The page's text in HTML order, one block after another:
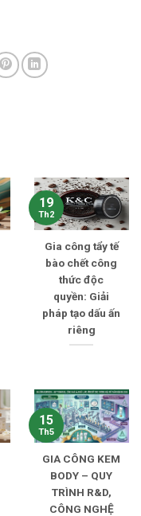
Gia công tẩy tế
bào chết công
thức độc
quyền: Giải
pháp tạo dấu ấn
riêng
19
Th2
GIA CÔNG KEM
BODY – QUY
TRÌNH R&D,
CÔNG NGHỆ
15
Th5